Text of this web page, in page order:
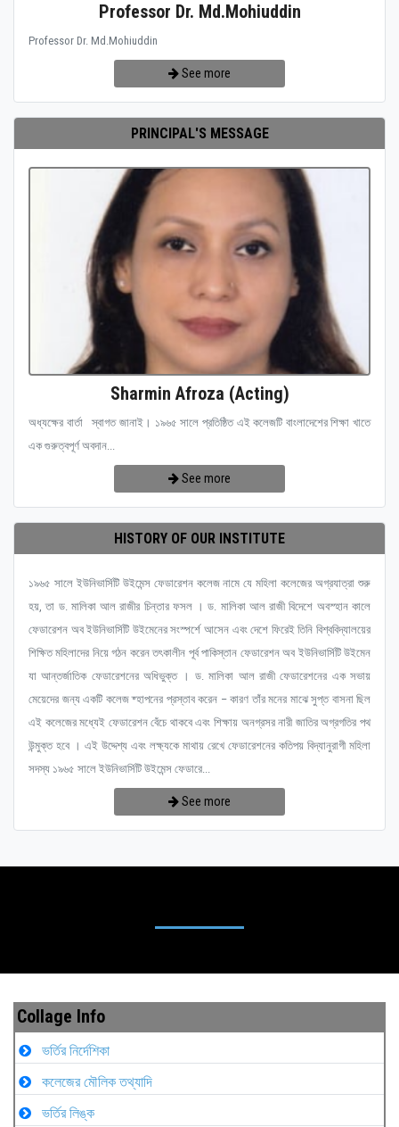
Professor Dr. Md.Mohiuddin
Professor Dr. Md.Mohiuddin
See more
PRINCIPAL'S MESSAGE
Sharmin Afroza (Acting)
অধ্যক্ষের বার্তা স্বাগত জানাই। ১৯৬৫ সালে প্রতিষ্ঠিত এই কলেজটি বাংলাদেশের শিক্ষা খাতে
এক গুরুত্বপূর্ণ অবদান...
See more
HISTORY OF OUR INSTITUTE
১৯৬৫ সালে ইউনিভার্সিটি উইমেন্স ফেডারেশন কলেজ নামে যে মহিলা কলেজের অগ্রযাত্রা শুরু
হয়, তা ড. মালিকা আল রাজীর চিন্তার ফসল । ড. মালিকা আল রাজী বিদেশে অবস্হান কালে
ফেডারেশন অব ইউনিভার্সিটি উইমেনের সংস্পর্শে আসেন এবং দেশে ফিরেই তিনি বিশ্ববিদ্যালয়ের
শিক্ষিত মহিলাদের নিয়ে গঠন করেন তৎকালীন পূর্ব পাকিস্তান ফেডারেশন অব ইউনিভার্সিটি উইমেন
যা আন্তর্জাতিক ফেডারেশনের অধিভুক্ত । ড. মালিকা আল রাজী ফেডারেশনের এক সভায়
মেয়েদের জন্য একটি কলেজ ষ্হাপনের প্রস্তাব করেন – কারণ তাঁর মনের মাঝে সুপ্ত বাসনা ছিল
এই কলেজের মধ্যেই ফেডারেশন বেঁচে থাকবে এবং শিক্ষায় অনগ্রসর নারী জাতির অগ্রগতির পথ
উন্মুক্ত হবে । এই উদ্দেশ্য এবং লক্ষ্যকে মাথায় রেখে ফেডারেশনের কতিপয় বিদ্যানুরাগী মহিলা
সদস্য ১৯৬৫ সালে ইউনিভার্সিটি উইমেন্স ফেডারে...
See more
Collage Info
ভর্তির নির্দেশিকা
কলেজের মৌলিক তথ্যাদি
ভর্তির লিঙ্ক